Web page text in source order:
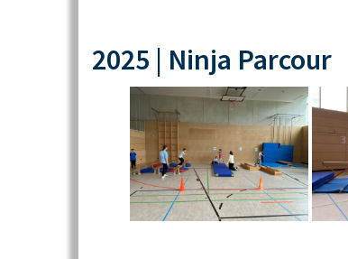
2025 | Ninja Parcour